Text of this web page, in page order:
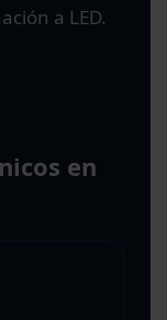
a LED.
en